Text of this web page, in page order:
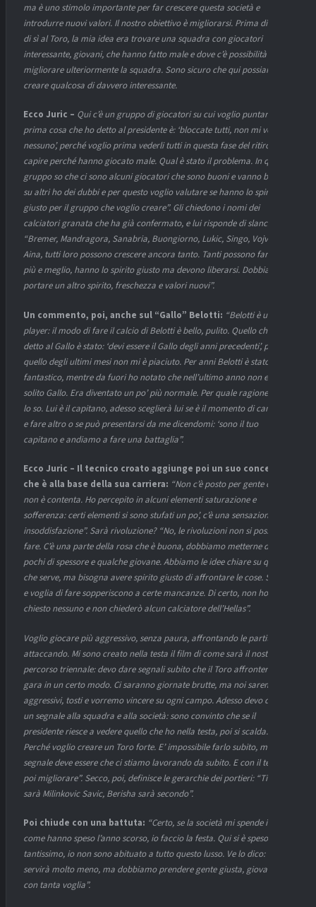
ma è uno stimolo importante per far crescere questa società e
introdurre nuovi valori. Il nostro obiettivo è migliorarsi. Prima di dire
di sì al Toro, la mia idea era trovare una squadra con giocatori
interessante, giovani, che hanno fatto male e dove c’è possibilità di
migliorare ulteriormente la squadra. Sono sicuro che qui possiamo
creare qualcosa di davvero interessante.
Ecco Juric – Qui c’è un gruppo di giocatori su cui voglio puntare. La
prima cosa che ho detto al presidente è: ‘bloccate tutti, non mi vendete
nessuno’, perché voglio prima vederli tutti in questa fase del ritiro per
capire perché hanno giocato male. Qual è stato il problema. In questo
gruppo so che ci sono alcuni giocatori che sono buoni e vanno bene,
su altri ho dei dubbi e per questo voglio valutare se hanno lo spirito
giusto per il gruppo che voglio creare”. Gli chiedono i nomi dei
calciatori granata che ha già confermato, e lui risponde di slancio:
“Bremer, Mandragora, Sanabria, Buongiorno, Lukic, Singo, Vojvoda,
Aina, tutti loro possono crescere ancora tanto. Tanti possono fare di
più e meglio, hanno lo spirito giusto ma devono liberarsi. Dobbiamo
portare un altro spirito, freschezza e valori nuovi”.
Un commento, poi, anche sul “Gallo” Belotti: “Belotti è un top
player: il modo di fare il calcio di Belotti è bello, pulito. Quello che ho
detto al Gallo è stato: ‘devi essere il Gallo degli anni precedenti’, perché
quello degli ultimi mesi non mi è piaciuto. Per anni Belotti è stato
fantastico, mentre da fuori ho notato che nell’ultimo anno non era il
solito Gallo. Era diventato un po’ più normale. Per quale ragione non
lo so. Lui è il capitano, adesso sceglierà lui se è il momento di cambiare
e fare altro o se può presentarsi da me dicendomi: ‘sono il tuo
capitano e andiamo a fare una battaglia”.
Ecco Juric – Il tecnico croato aggiunge poi un suo concetto,
che è alla base della sua carriera: “Non c’è posto per gente che
non è contenta. Ho percepito in alcuni elementi saturazione e
sofferenza: certi elementi si sono stufati un po’, c’è una sensazione di
insoddisfazione”. Sarà rivoluzione? “No, le rivoluzioni non si possono
fare. C’è una parte della rosa che è buona, dobbiamo metterne dentro
pochi di spessore e qualche giovane. Abbiamo le idee chiare su quello
che serve, ma bisogna avere spirito giusto di affrontare le cose. Spirito
e voglia di fare sopperiscono a certe mancanze. Di certo, non ho
chiesto nessuno e non chiederò alcun calciatore dell’Hellas”.
Voglio giocare più aggressivo, senza paura, affrontando le partite
attaccando. Mi sono creato nella testa il film di come sarà il nostro
percorso triennale: devo dare segnali subito che il Toro affronterà la
gara in un certo modo. Ci saranno giornate brutte, ma noi saremo
aggressivi, tosti e vorremo vincere su ogni campo. Adesso devo dare
un segnale alla squadra e alla società: sono convinto che se il
presidente riesce a vedere quello che ho nella testa, poi si scalda.
Perché voglio creare un Toro forte. E’ impossibile farlo subito, ma il
segnale deve essere che ci stiamo lavorando da subito. E con il tempo
poi migliorare”. Secco, poi, definisce le gerarchie dei portieri: “Titolare
sarà Milinkovic Savic, Berisha sarà secondo”.
Poi chiude con una battuta: “Certo, se la società mi spende i soldi
come hanno speso l’anno scorso, io faccio la festa. Qui si è speso
tantissimo, io non sono abituato a tutto questo lusso. Ve lo dico: a noi
servirà molto meno, ma dobbiamo prendere gente giusta, giovani, e
con tanta voglia”.